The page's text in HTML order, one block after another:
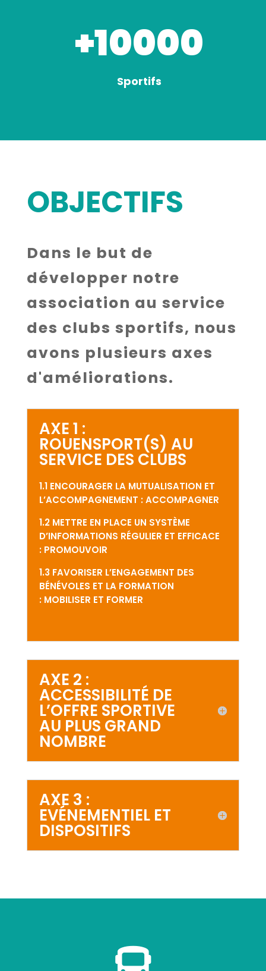
+10000
Sportifs
OBJECTIFS
Dans le but de
développer notre
association au service
des clubs sportifs, nous
avons plusieurs axes
d'améliorations.
AXE 1 :
ROUENSPORT(S) AU
SERVICE DES CLUBS
1.1 ENCOURAGER LA MUTUALISATION ET
L’ACCOMPAGNEMENT : ACCOMPAGNER
1.2 METTRE EN PLACE UN SYSTÈME
D’INFORMATIONS RÉGULIER ET EFFICACE
: PROMOUVOIR
1.3 FAVORISER L’ENGAGEMENT DES
BÉNÉVOLES ET LA FORMATION
: MOBILISER ET FORMER
AXE 2 :
ACCESSIBILITÉ DE
L’OFFRE SPORTIVE
AU PLUS GRAND
NOMBRE
AXE 3 :
EVÉNEMENTIEL ET
DISPOSITIFS
